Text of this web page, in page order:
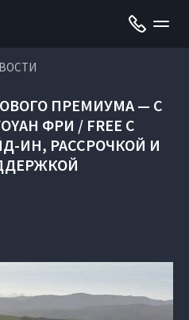
ПРЕМИУМА — С
ФРИ / FREE С
ИН, РАССРОЧКОЙ И